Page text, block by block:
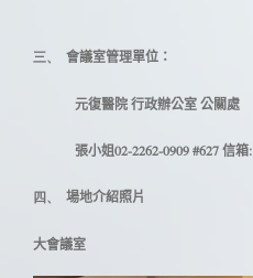
三、 會議室管理單位：
元復醫院 行政辦公室 公關處
張小姐02-2262-0909 #627 信箱:
四、 場地介紹照片
大會議室